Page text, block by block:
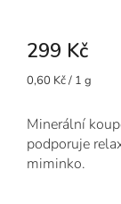
299 Kč
Měrná
0,60 Kč / 1 g
Minerální
podporuje
miminko.